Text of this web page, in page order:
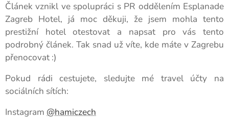
Článek vznikl ve spolupráci s PR oddělením Esplanade
Zagreb Hotel, já moc děkuji, že jsem mohla tento
prestižní hotel otestovat a napsat pro vás tento
podrobný článek. Tak snad už víte, kde máte v Zagrebu
přenocovat :)
Pokud rádi cestujete, sledujte mé travel účty na
sociálních sítích:
Instagram @hamiczech